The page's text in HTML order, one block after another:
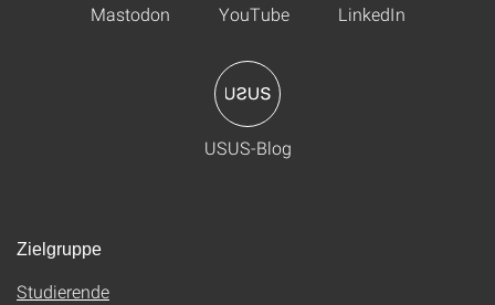
Mastodon YouTube LinkedIn
USUS-Blog
Zielgruppe
Studierende